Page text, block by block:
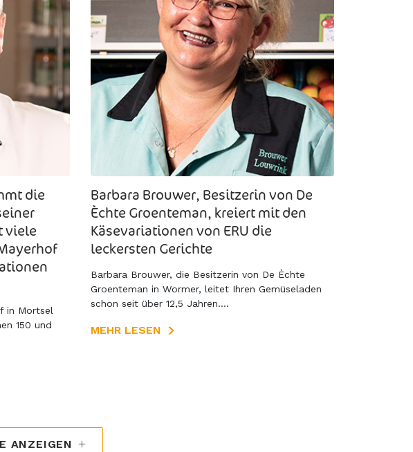
die
viele
in Mortsel
150 und
Barbara Brouwer, Besitzerin von De
Èchte Groenteman, kreiert mit den
Käsevariationen von ERU die
leckersten Gerichte
Barbara Brouwer, die Besitzerin von De Èchte
Groenteman in Wormer, leitet Ihren Gemüseladen
schon seit über 12,5 Jahren....
MEHR LESEN
ANZEIGEN